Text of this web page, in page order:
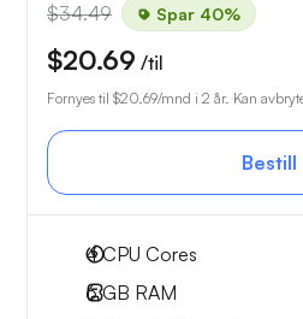
$34.49 Spar 40%
$20.69 /til
Fornyes til $20.69/mnd i 2 år. Kan
Bestill
4CPU Cores
6 GB RAM